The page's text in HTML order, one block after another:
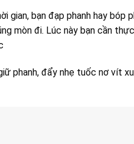
gian, bạn đạp phanh hay bóp
mòn đi. Lúc này bạn cần
phanh, đẩy nhẹ tuốc nơ vít